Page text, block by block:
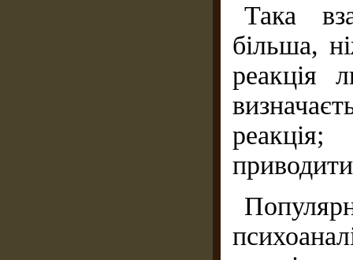
Така
більша,
реакція